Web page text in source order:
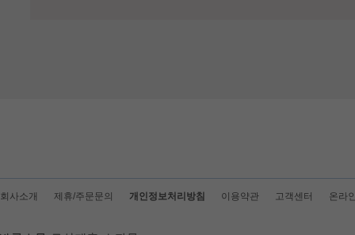
회사소개 제휴/주문문의 개인정보처리방침 이용약관 고객센터 온라